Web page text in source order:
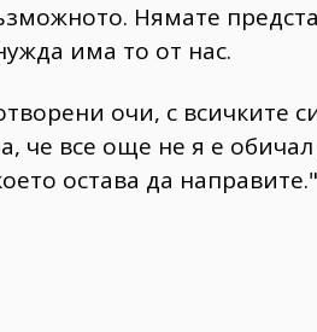
Нямате
има то от нас.
очи, с всичките
че все още не я е
остава да направите."